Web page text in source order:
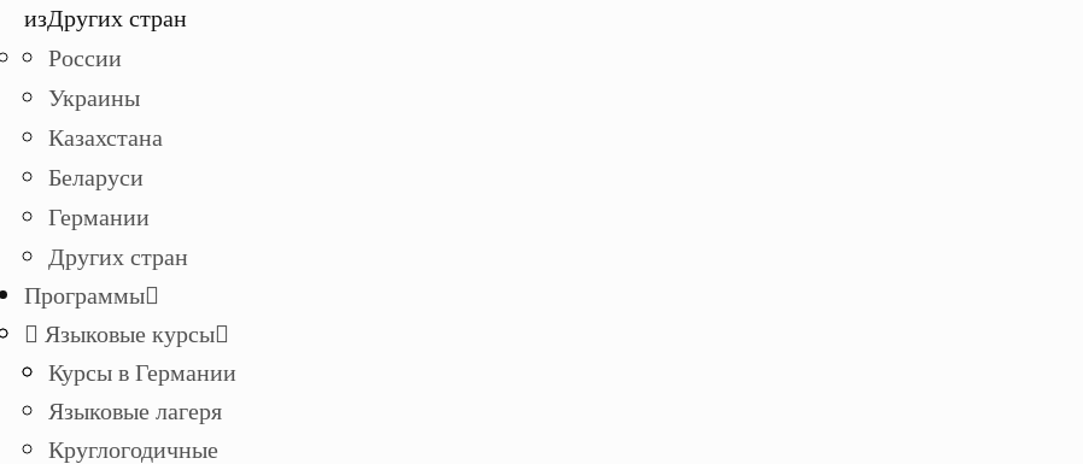
изДругих стран
России
Украины
Казахстана
Беларуси
Германии
Других стран
Программы
Языковые курсы
Курсы в Германии
Языковые лагеря
Круглогодичные